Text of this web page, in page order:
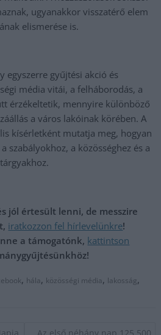
ugyanakkor visszatérő elem
elismerése is.
egyszerre gyűjtési akció és
média vitái, a felháborodás, a
érzékeltetik, mennyire különböző
a város lakóinak körében. A
kísérletként mutatja meg, hogyan
szabályokhoz, a közösséghez és a
jól értesült lenni, de messzire
iratkozzon fel hírlevelünkre!
a támogatónk, kattintson
, hála, közösségi média, lakosság,
Az első néhány nap 125 500